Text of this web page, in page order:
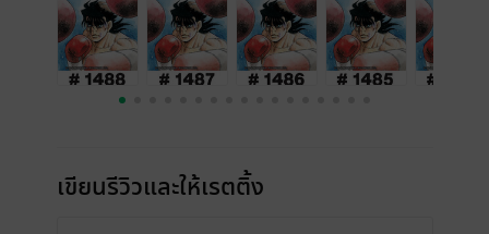
เขียนรีวิวและให้เรตติ้ง